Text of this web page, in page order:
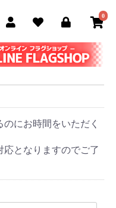
0
にお時間をいただく
応となりますのでご了